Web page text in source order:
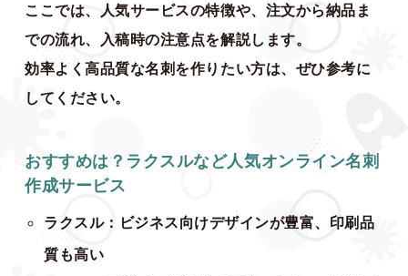
ここでは、人気サービスの特徴や、注文から納品ま
での流れ、入稿時の注意点を解説します。
効率よく高品質な名刺を作りたい方は、ぜひ参考に
してください。
おすすめは？ラクスルなど人気オンライン名刺
作成サービス
ラクスル：ビジネス向けデザインが豊富、印刷品
質も高い